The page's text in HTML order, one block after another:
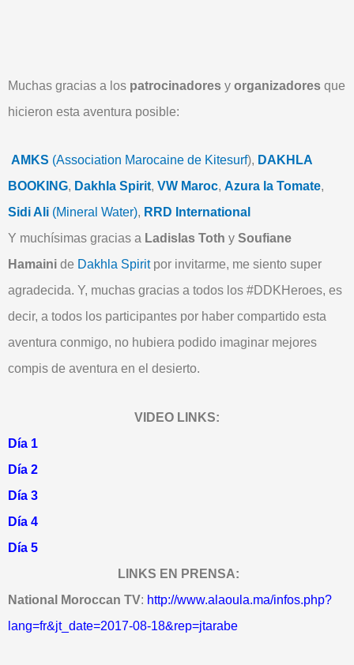
Muchas gracias a los patrocinadores y organizadores que
hicieron esta aventura posible:
AMKS (Association Marocaine de Kitesurf), DAKHLA
BOOKING, Dakhla Spirit, VW Maroc, Azura la Tomate,
Sidi Ali (Mineral Water), RRD International
Y muchísimas gracias a Ladislas Toth y Soufiane
Hamaini de Dakhla Spiritpor invitarme, me siento super
agradecida. Y, muchas gracias a todos los #DDKHeroes, es
decir, a todos los participantes por haber compartido esta
aventura conmigo, no hubiera podido imaginar mejores
compis de aventura en el desierto.
VIDEO LINKS:
Día 1
Día 2
Día 3
Día 4
Día 5
LINKS EN PRENSA:
National Moroccan TV: http://www.alaoula.ma/infos.php?
lang=fr&jt_date=2017-08-18&rep=jtarabe